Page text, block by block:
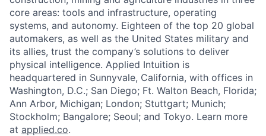
core areas: tools and infrastructure, operating
systems, and autonomy. Eighteen of the top 20 global
automakers, as well as the United States military and
its allies, trust the company’s solutions to deliver
physical intelligence. Applied Intuition is
headquartered in Sunnyvale, California, with offices in
Washington, D.C.; San Diego; Ft. Walton Beach, Florida;
Ann Arbor, Michigan; London; Stuttgart; Munich;
Stockholm; Bangalore; Seoul; and Tokyo. Learn more
at applied.co.